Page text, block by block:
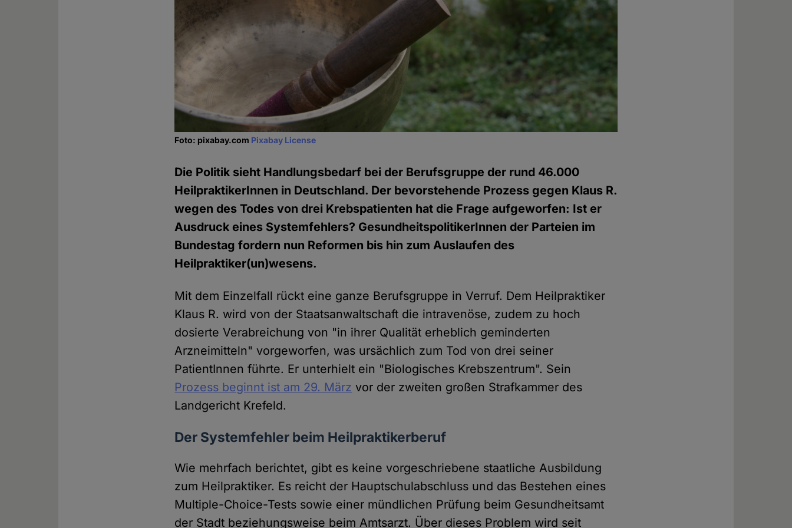
Foto: pixabay.com Pixabay License
Die Politik sieht Handlungsbedarf bei der Berufsgruppe der rund 46.000
HeilpraktikerInnen in Deutschland. Der bevorstehende Prozess gegen Klaus R.
wegen des Todes von drei Krebspatienten hat die Frage aufgeworfen: Ist er
Ausdruck eines Systemfehlers? GesundheitspolitikerInnen der Parteien im
Bundestag fordern nun Reformen bis hin zum Auslaufen des
Heilpraktiker(un)wesens.
Mit dem Einzelfall rückt eine ganze Berufsgruppe in Verruf. Dem Heilpraktiker
Klaus R. wird von der Staatsanwaltschaft die intravenöse, zudem zu hoch
dosierte Verabreichung von "in ihrer Qualität erheblich geminderten
Arzneimitteln" vorgeworfen, was ursächlich zum Tod von drei seiner
PatientInnen führte. Er unterhielt ein "Biologisches Krebszentrum". Sein
Prozess beginnt ist am 29. März vor der zweiten großen Strafkammer des
Landgericht Krefeld.
Der Systemfehler beim Heilpraktikerberuf
Wie mehrfach berichtet, gibt es keine vorgeschriebene staatliche Ausbildung
zum Heilpraktiker. Es reicht der Hauptschulabschluss und das Bestehen eines
Multiple-Choice-Tests sowie einer mündlichen Prüfung beim Gesundheitsamt
der Stadt beziehungsweise beim Amtsarzt. Über dieses Problem wird seit